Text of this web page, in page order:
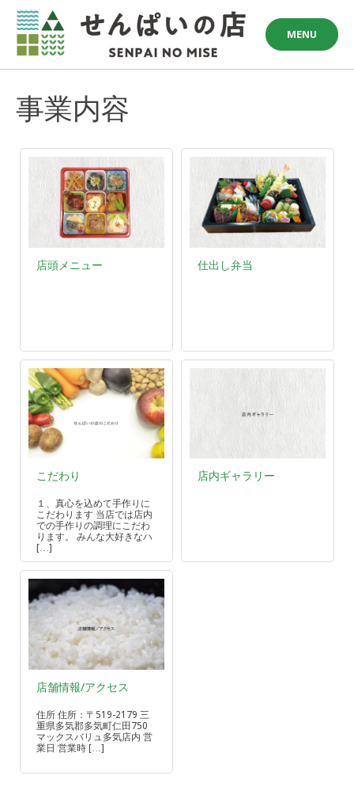
Skip
content
MENU
事業内容
店頭メニュー 仕出し弁当
こだわり
１、真心を込めて手作りに
こだわります 当店では店内
での手作りの調理にこだわ
ります。 みんな大好きなハ
[…]
店内ギャラリー
店舗情報/アクセス
住所 住所：〒519-2179 三
重県多気郡多気町仁田750
マックスバリュ多気店内 営
業日 営業時 […]